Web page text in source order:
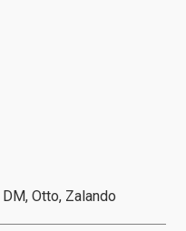
Otto, Zalando